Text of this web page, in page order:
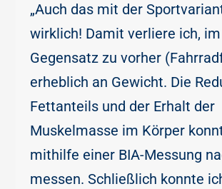
„Auch das mit der
wirklich! Damit verliere ich, im
Gegensatz zu vorher
erheblich an Gewicht. Die
Fettanteils und der Erhalt der
Muskelmasse im Körper
mithilfe einer BIA-Messung
messen. Schließlich konnte